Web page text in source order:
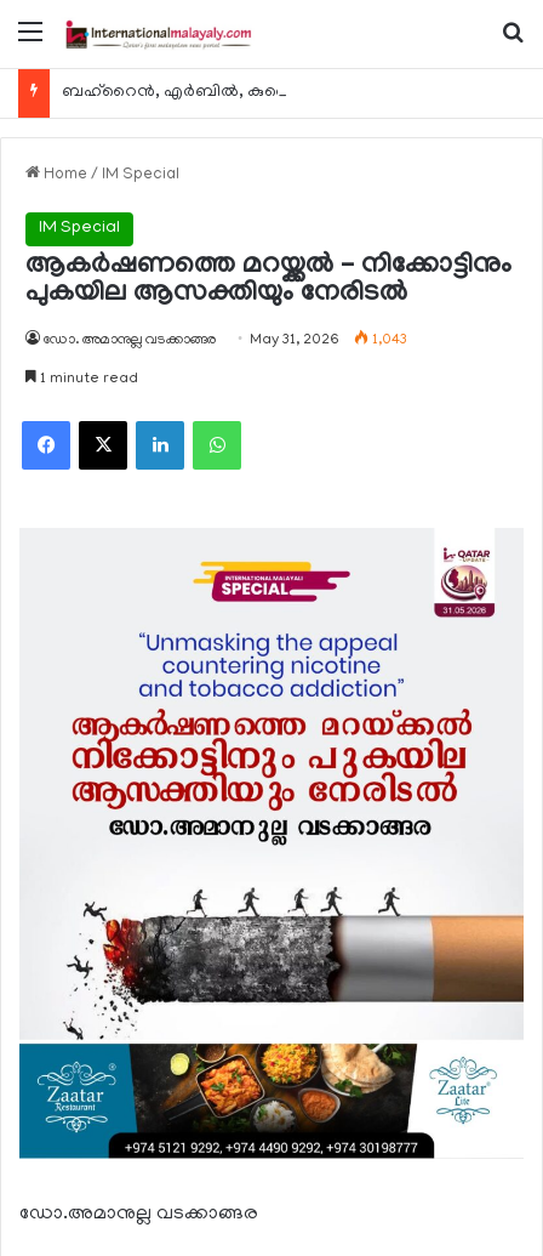
Menu
Home / IM Special
IM Special
ആകര്‍ഷണത്തെ മറയ്ക്കല്‍ – നിക്കോട്ടിനും
പുകയില ആസക്തിയും നേരിടല്‍
ഡോ. അമാനുല്ല വടക്കാങ്ങര May 31, 2026 1,043
1 minute read
Facebook
X LinkedInWhatsApp
ഡോ.അമാനുല്ല വടക്കാങ്ങര